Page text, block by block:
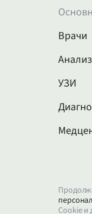
Врачи
УЗИ
Cookie и